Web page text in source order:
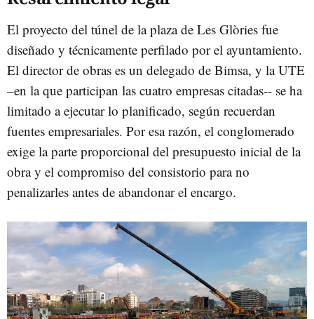
El proyecto del túnel de la plaza de Les Glòries fue
diseñado y técnicamente perfilado por el ayuntamiento.
El director de obras es un delegado de Bimsa, y la UTE
–en la que participan las cuatro empresas citadas-- se ha
limitado a ejecutar lo planificado, según recuerdan
fuentes empresariales. Por esa razón, el conglomerado
exige la parte proporcional del presupuesto inicial de la
obra y el compromiso del consistorio para no
penalizarles antes de abandonar el encargo.